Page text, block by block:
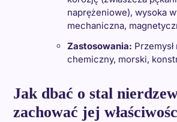
naprężeniowe), wysoka
mechaniczna,
Zastosowania:
chemiczny, morski,
Jak dbać o stal
zachować jej